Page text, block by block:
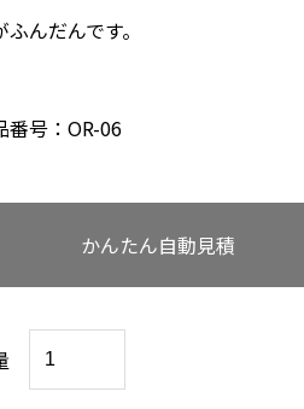
ふんだんです。
番号：OR-06
かんたん自動見積
は
な